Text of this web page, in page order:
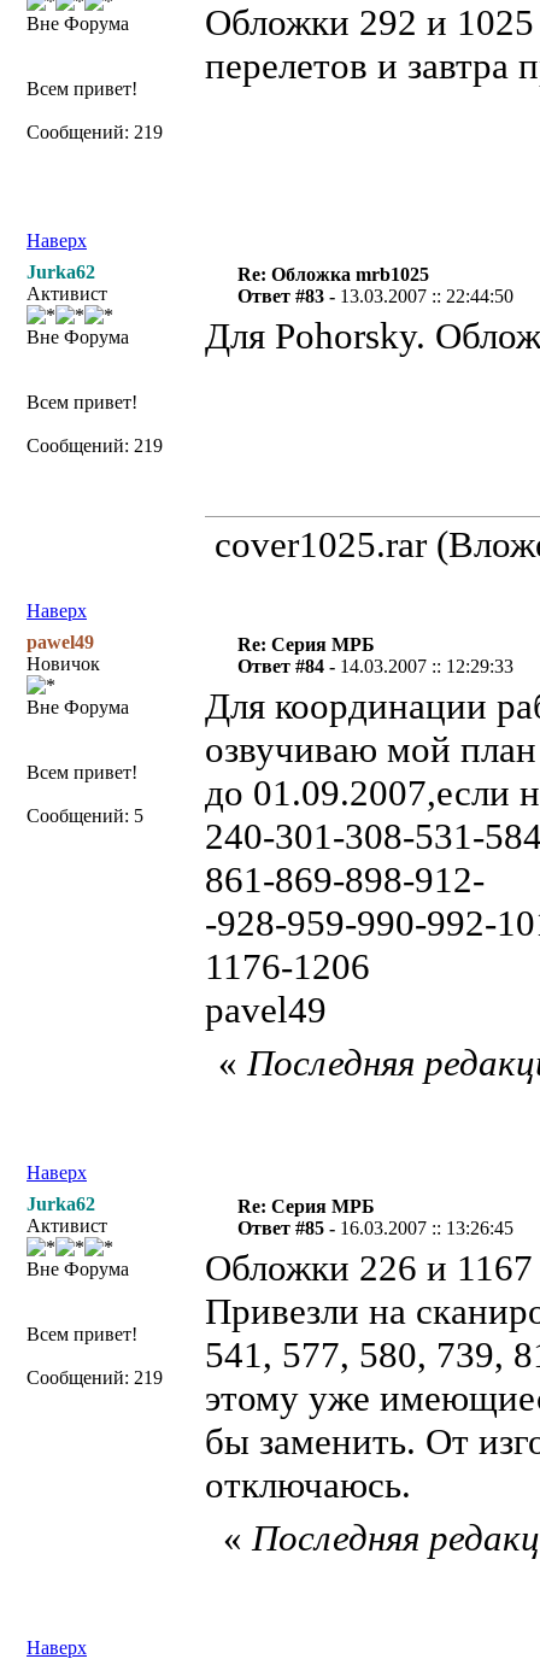
Вне Форума
Всем привет!
Сообщений: 219
Обложки 292 и 1025
перелетов и завтра
Наверх
Jurka62
Активист
Вне Форума
Всем привет!
Сообщений: 219
Re: Обложка mrb1025
Ответ #83 - 13.03.2007 :: 22:44:50
Для Pohorsky.
Наверх
cover1025.rar
pawel49
Новичок
Вне Форума
Всем привет!
Сообщений: 5
Re: Серия МРБ
Ответ #84 - 14.03.2007 :: 12:29:33
Для координации
озвучиваю мой
до 01.09.2007,если
240-301-308-531-
861-869-898-912-
-928-959-990-992-
1176-1206
pavel49
Наверх
«Последняя
Jurka62
Активист
Вне Форума
Всем привет!
Сообщений: 219
Re: Серия МРБ
Ответ #85 - 16.03.2007 :: 13:26:45
Обложки 226 и
Привезли на
541, 577, 580, 739,
этому уже
бы заменить. От
отключаюсь.
Наверх
«Последняя